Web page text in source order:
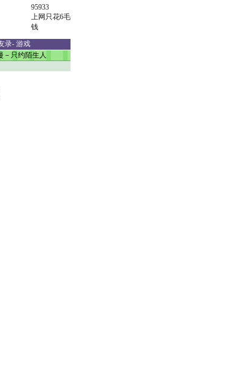
95933
上网只花6毛
钱
录- 游戏
－ 只约陌生人